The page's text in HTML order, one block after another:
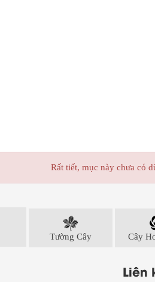
Rất tiết, mục này chưa có
Tường Cây Cây
Liên